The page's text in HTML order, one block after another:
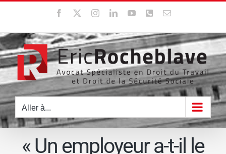
contenu
Facebook InstagramLinkedInYouTubeWhatsApp
Email
Aller à...
« Un employeur a-t-il le